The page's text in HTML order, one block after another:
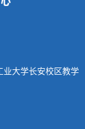
业大学长安校区教学